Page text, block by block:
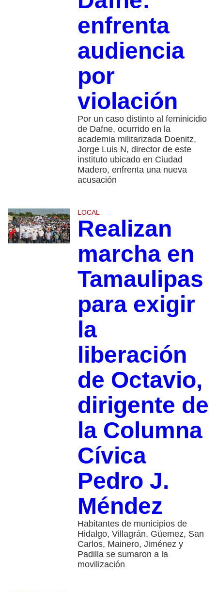
enfrenta
audiencia
por
violación
Por un caso distinto al feminicidio
de Dafne, ocurrido en la
academia militarizada Doenitz,
Jorge Luis N, director de este
instituto ubicado en Ciudad
Madero, enfrenta una nueva
acusación
LOCAL
Realizan
marcha en
Tamaulipas
para exigir
la
liberación
de Octavio,
dirigente de
la Columna
Cívica
Pedro J.
Méndez
Habitantes de municipios de
Hidalgo, Villagrán, Güemez, San
Carlos, Mainero, Jiménez y
Padilla se sumaron a la
movilización